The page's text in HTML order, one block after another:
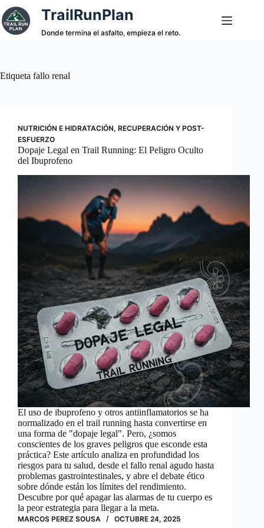
Saltar
al
contenido
TrailRunPlan
Donde termina el asfalto, empieza el reto.
Etiqueta fallo renal
NUTRICIÓN E HIDRATACIÓN, RECUPERACIÓN Y POST-
ESFUERZO
Dopaje Legal en Trail Running: El Peligro Oculto
del Ibuprofeno
El uso de ibuprofeno y otros antiinflamatorios se ha
normalizado en el trail running hasta convertirse en
una forma de "dopaje legal". Pero, ¿somos
conscientes de los graves peligros que esconde esta
práctica? Este artículo analiza en profundidad los
riesgos para tu salud, desde el fallo renal agudo hasta
problemas gastrointestinales, y abre el debate ético
sobre dónde están los límites del rendimiento.
Descubre por qué apagar las alarmas de tu cuerpo es
la peor estrategia para llegar a la meta.
MARCOS PEREZ SOUSA OCTUBRE 24, 2025